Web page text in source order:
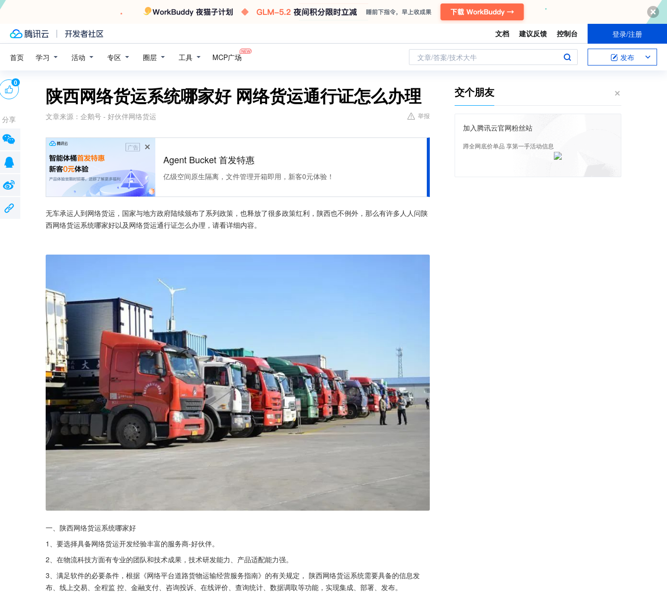
文档 建议反馈 控制台 登录/注册
首页 学习 活动 专区 圈层 工具 MCP广场 文章/答案/技术大牛 发布
陕西网络货运系统哪家好 网络货运通行证怎么办理
文章来源： 企鹅号 - 好伙伴网络货运 举报
广告
Agent Bucket 首发特惠
亿级空间原生隔离，文件管理开箱即用，新客0元体验！
无车承运人到网络货运，国家与地方政府陆续颁布了系列政策，也释放了很多政策红利，陕西也不例外，那么有许多人人问陕
西网络货运系统哪家好以及网络货运通行证怎么办理，请看详细内容。
一、陕西网络货运系统哪家好
1、要选择具备网络货运开发经验丰富的服务商-好伙伴。
2、在物流科技方面有专业的团队和技术成果，技术研发能力、产品适配能力强。
3、满足软件的必要条件，根据《网络平台道路货物运输经营服务指南》的有关规定， 陕西网络货运系统需要具备的信息发
布、线上交易、全程监 控、金融支付、咨询投诉、在线评价、查询统计、数据调取等功能，实现集成、部署、发布。
0
分享
交个朋友
加入腾讯云官网粉丝站
蹲全网底价单品 享第一手活动信息